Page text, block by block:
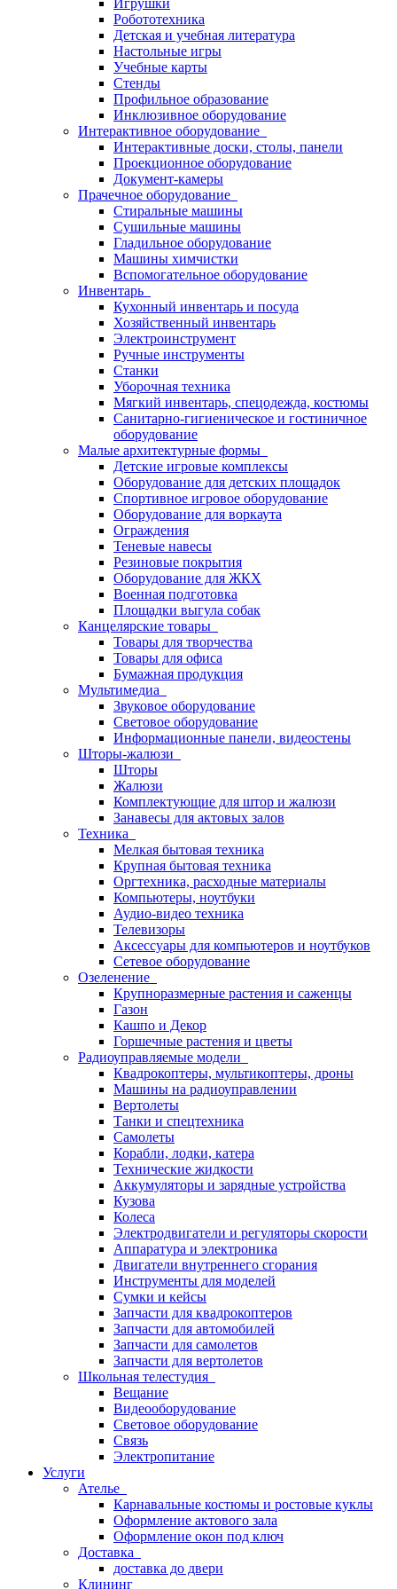
Игрушки
Робототехника
Детская и учебная литература
Настольные игры
Учебные карты
Стенды
Профильное образование
Инклюзивное оборудование
Интерактивное оборудование
Интерактивные доски, столы, панели
Проекционное оборудование
Документ-камеры
Прачечное оборудование
Стиральные машины
Сушильные машины
Гладильное оборудование
Машины химчистки
Вспомогательное оборудование
Инвентарь
Кухонный инвентарь и посуда
Хозяйственный инвентарь
Электроинструмент
Ручные инструменты
Станки
Уборочная техника
Мягкий инвентарь, спецодежда, костюмы
Санитарно-гигиеническое и гостиничное
оборудование
Малые архитектурные формы
Детские игровые комплексы
Оборудование для детских площадок
Спортивное игровое оборудование
Оборудование для воркаута
Ограждения
Теневые навесы
Резиновые покрытия
Оборудование для ЖКХ
Военная подготовка
Площадки выгула собак
Канцелярские товары
Товары для творчества
Товары для офиса
Бумажная продукция
Мультимедиа
Звуковое оборудование
Световое оборудование
Информационные панели, видеостены
Шторы-жалюзи
Шторы
Жалюзи
Комплектующие для штор и жалюзи
Занавесы для актовых залов
Техника
Мелкая бытовая техника
Крупная бытовая техника
Оргтехника, расходные материалы
Компьютеры, ноутбуки
Аудио-видео техника
Телевизоры
Аксессуары для компьютеров и ноутбуков
Сетевое оборудование
Озеленение
Крупноразмерные растения и саженцы
Газон
Кашпо и Декор
Горшечные растения и цветы
Радиоуправляемые модели
Квадрокоптеры, мультикоптеры, дроны
Машины на радиоуправлении
Вертолеты
Танки и спецтехника
Самолеты
Корабли, лодки, катера
Технические жидкости
Аккумуляторы и зарядные устройства
Кузова
Колеса
Электродвигатели и регуляторы скорости
Аппаратура и электроника
Двигатели внутреннего сгорания
Инструменты для моделей
Сумки и кейсы
Запчасти для квадрокоптеров
Запчасти для автомобилей
Запчасти для самолетов
Запчасти для вертолетов
Школьная телестудия
Вещание
Видеооборудование
Световое оборудование
Связь
Электропитание
Услуги
Ателье
Карнавальные костюмы и ростовые куклы
Оформление актового зала
Оформление окон под ключ
Доставка
доставка до двери
Клининг